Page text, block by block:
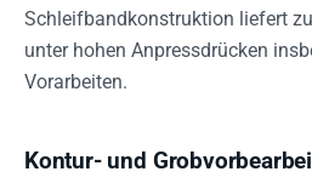
Schleifbandkonstruktion liefert
unter hohen Anpressdrücken
Vorarbeiten.
Kontur- und